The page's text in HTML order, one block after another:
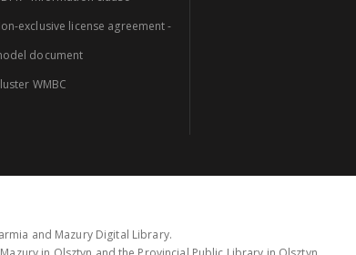
exclusive license agreement -
document
WMBC
and Mazury Digital Library.